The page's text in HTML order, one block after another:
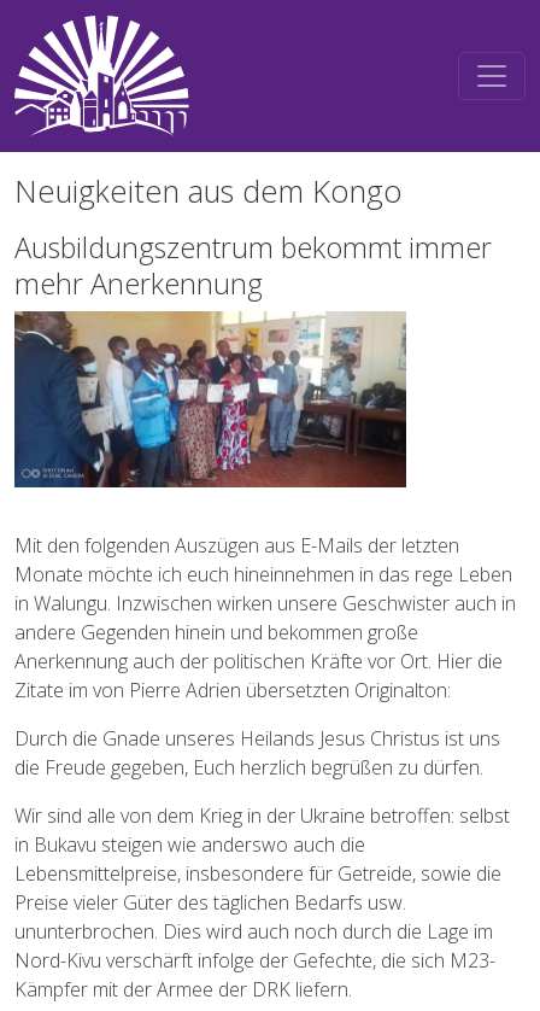
Direkt zum Inhalt
Neuigkeiten aus dem Kongo
Ausbildungszentrum bekommt immer
mehr Anerkennung
Mit den folgenden Auszügen aus E-Mails der letzten
Monate möchte ich euch hineinnehmen in das rege Leben
in Walungu. Inzwischen wirken unsere Geschwister auch in
andere Gegenden hinein und bekommen große
Anerkennung auch der politischen Kräfte vor Ort. Hier die
Zitate im von Pierre Adrien übersetzten Originalton:
Durch die Gnade unseres Heilands Jesus Christus ist uns
die Freude gegeben, Euch herzlich begrüßen zu dürfen.
Wir sind alle von dem Krieg in der Ukraine betroffen: selbst
in Bukavu steigen wie anderswo auch die
Lebensmittelpreise, insbesondere für Getreide, sowie die
Preise vieler Güter des täglichen Bedarfs usw.
ununterbrochen. Dies wird auch noch durch die Lage im
Nord-Kivu verschärft infolge der Gefechte, die sich M23-
Kämpfer mit der Armee der DRK liefern.